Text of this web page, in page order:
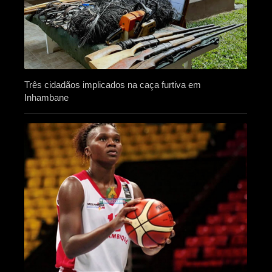
Três cidadãos implicados na caça furtiva em
Inhambane